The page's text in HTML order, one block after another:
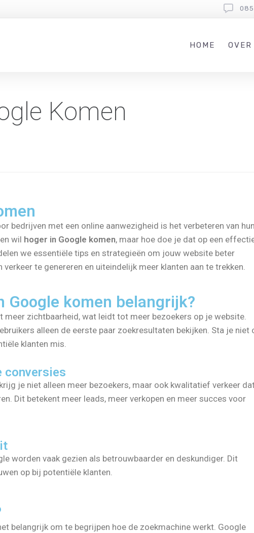
HOME OVER
Komen
bedrijven met een online aanwezigheid is het verbeteren van hun
wil hoger in Google komen, maar hoe doe je dat op een
we essentiële tips en strategieën om jouw website beter
te genereren en uiteindelijk meer klanten aan te trekken.
Google komen belangrijk?
meer zichtbaarheid, wat leidt tot meer bezoekers op je website.
alleen de eerste paar zoekresultaten bekijken. Sta je niet
klanten mis.
conversies
je niet alleen meer bezoekers, maar ook kwalitatief verkeer
Dit betekent meer leads, meer verkopen en meer succes voor
worden vaak gezien als betrouwbaarder en deskundiger. Dit
op bij potentiële klanten.
belangrijk om te begrijpen hoe de zoekmachine werkt. Google